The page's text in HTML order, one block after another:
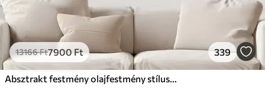
13166Ft7900Ft 339
Absztrakt festmény olajfestmény stílusban